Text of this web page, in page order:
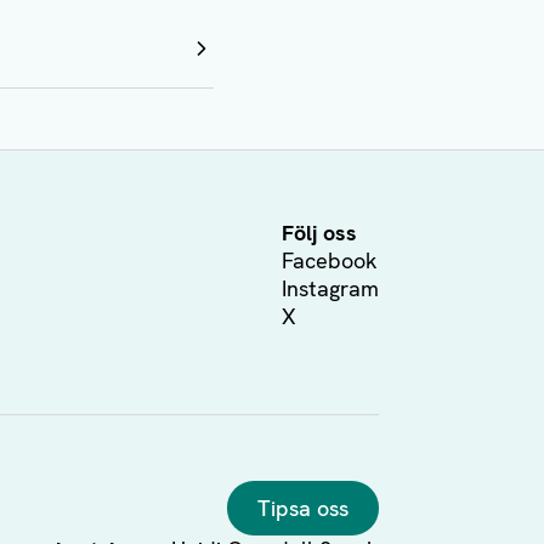
Följ oss
Facebook
Instagram
X
Tipsa oss